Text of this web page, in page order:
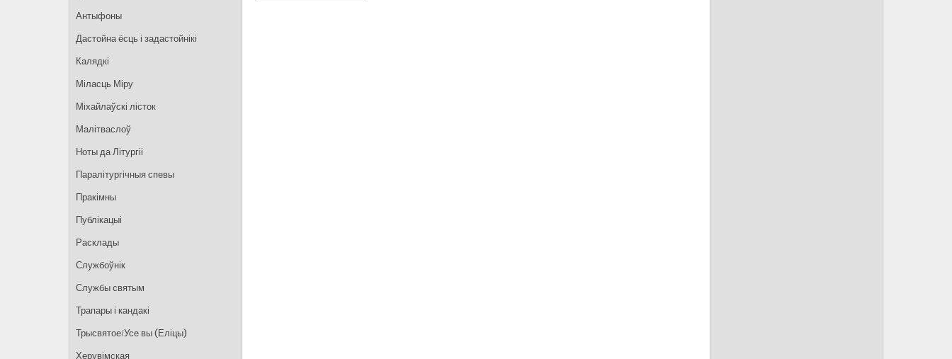
Антыфоны
Дастойна ёсць і задастойнікі
Калядкі
Міласць Міру
Міхайлаўскі лісток
Малітваслоў
Ноты да Літургіі
Паралітургічныя спевы
Пракімны
Публікацыі
Расклады
Службоўнік
Службы святым
Трапары і кандакі
Трысвятое/Усе вы (Еліцы)
Херувімская